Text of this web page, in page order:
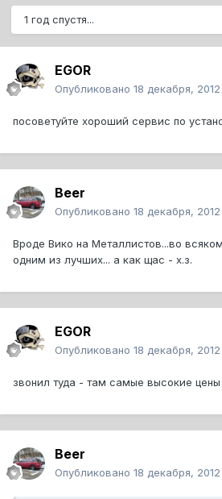
1 год спустя...
EGOR
Опубликовано 18 декабря, 2012
посоветуйте хороший сервис по
Beer
Опубликовано 18 декабря, 2012
Вроде Вико на Металлистов...во
одним из лучших... а как щас - х.з.
EGOR
Опубликовано 18 декабря, 2012
звонил туда - там самые высокие цены
Beer
Опубликовано 18 декабря, 2012